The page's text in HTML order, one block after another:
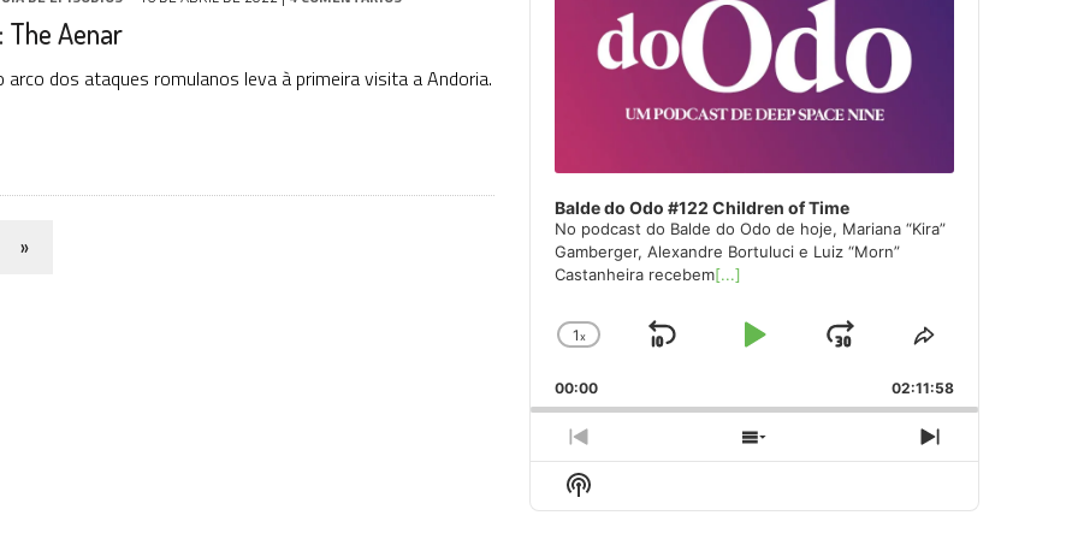
The Aenar
arco dos ataques romulanos leva à primeira visita a Andoria.
»
Balde do Odo #122 Children of Time
No podcast do Balde do Odo de hoje, Mariana “Kira”
Gamberger, Alexandre Bortuluci e Luiz “Morn”
Castanheira recebem[...]
Change
Rate
1x
Skip
Play
Jump
Forward
Share
Episode
00:00 02:11:58
Previous
Episode
Show
Episodes
Next
Episode
Show
Podcast